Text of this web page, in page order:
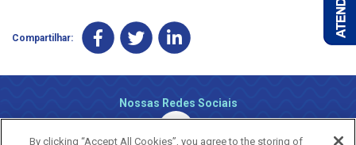
Compartilhar:
Nossas Redes Sociais
By clicking “Accept All Cookies”, you agree to the storing of